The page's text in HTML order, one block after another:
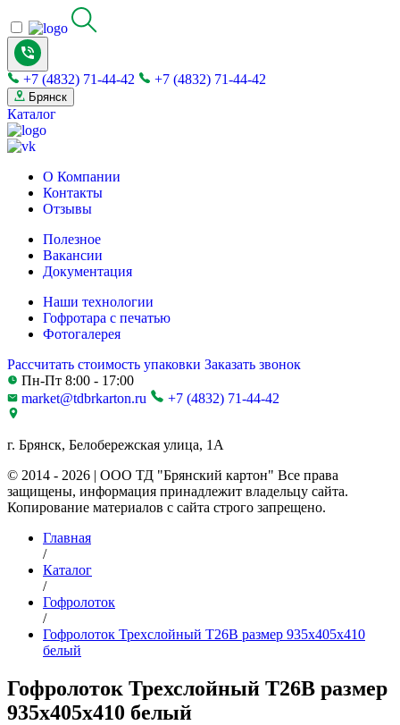
+7 (4832) 71-44-42 +7 (4832) 71-44-42
Брянск
Каталог
О Компании
Контакты
Отзывы
Полезное
Вакансии
Документация
Наши технологии
Гофротара с печатью
Фотогалерея
Рассчитать стоимость упаковки Заказать звонок
Пн-Пт 8:00 - 17:00
market@tdbrkarton.ru
+7 (4832) 71-44-42
г. Брянск, Белобережская улица, 1А
© 2014 - 2026 | ООО ТД "Брянский картон" Все права
защищены, информация принадлежит владельцу сайта.
Копирование материалов с сайта строго запрещено.
Главная
/
Каталог
/
Гофролоток
/
Гофролоток Трехслойный Т26B размер 935x405x410
белый
Гофролоток Трехслойный Т26B размер
935x405x410 белый